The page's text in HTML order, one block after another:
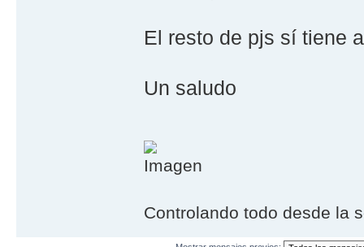
El resto de pjs sí tiene
Un saludo
Controlando todo desde la